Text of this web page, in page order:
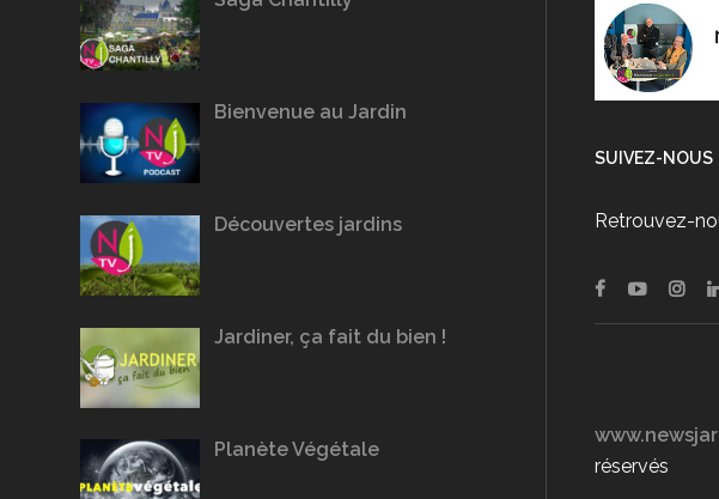
Bienvenue au Jardin
Découvertes jardins
Jardiner, ça fait du bien !
Planète Végétale
SUIVEZ-NOUS
Retrouvez-
réservés